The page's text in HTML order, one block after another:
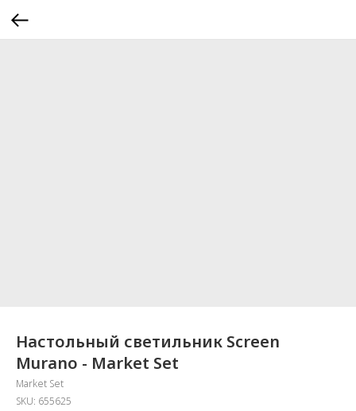
Настольный светильник Screen
Murano - Market Set
Market Set
SKU: 655625